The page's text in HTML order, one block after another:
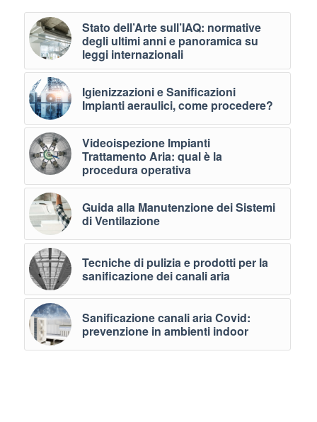
Stato dell’Arte sull’IAQ: normative
degli ultimi anni e panoramica su
leggi internazionali
Igienizzazioni e Sanificazioni
Impianti aeraulici, come procedere?
Videoispezione Impianti
Trattamento Aria: qual è la
procedura operativa
Guida alla Manutenzione dei Sistemi
di Ventilazione
Tecniche di pulizia e prodotti per la
sanificazione dei canali aria
Sanificazione canali aria Covid:
prevenzione in ambienti indoor